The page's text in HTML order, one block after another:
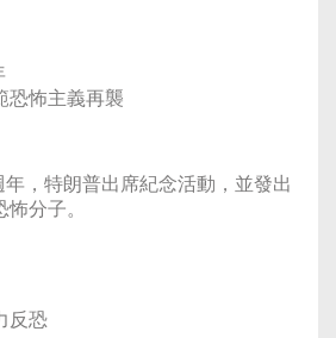
恐怖主義再襲
，特朗普出席紀念活動，並發出
分子。
反恐